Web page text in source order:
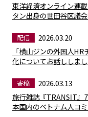
東洋経済オンライン連
タン出身の世田谷区議
配信
2026.03.20
「横山ジンの外国人
化についてお話ししま
寄稿
2026.03.13
旅行雑誌『TRANSIT』
本国内のベトナム人コ